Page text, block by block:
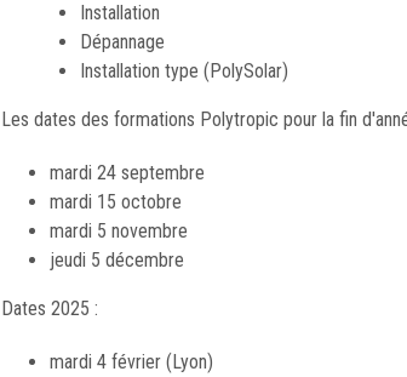
Installation
Dépannage
Installation type (PolySolar)
Les dates des formations Polytropic pour la fin
mardi 24 septembre
mardi 15 octobre
mardi 5 novembre
jeudi 5 décembre
Dates 2025 :
mardi 4 février (Lyon)